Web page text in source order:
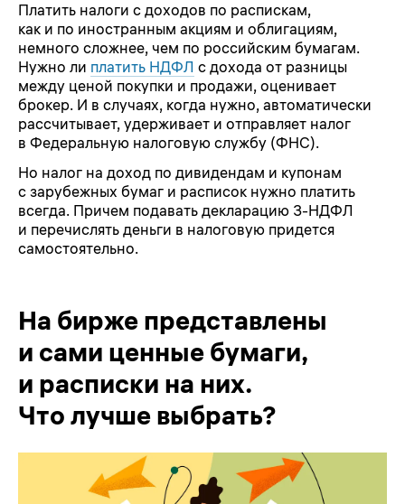
Платить налоги с доходов по распискам,
как и по иностранным акциям и облигациям,
немного сложнее, чем по российским бумагам.
Нужно ли платить НДФЛ с дохода от разницы
между ценой покупки и продажи, оценивает
брокер. И в случаях, когда нужно, автоматически
рассчитывает, удерживает и отправляет налог
в Федеральную налоговую службу (ФНС).
Но налог на доход по дивидендам и купонам
с зарубежных бумаг и расписок нужно платить
всегда. Причем подавать декларацию 3-НДФЛ
и перечислять деньги в налоговую придется
самостоятельно.
На бирже представлены
и сами ценные бумаги,
и расписки на них.
Что лучше выбрать?